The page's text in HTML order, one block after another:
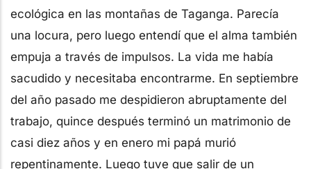
ecológica en las montañas de Taganga. Parecía
una locura, pero luego entendí que el alma también
empuja a través de impulsos. La vida me había
sacudido y necesitaba encontrarme. En septiembre
del año pasado me despidieron abruptamente del
trabajo, quince después terminó un matrimonio de
casi diez años y en enero mi papá murió
repentinamente. Luego tuve que salir de un